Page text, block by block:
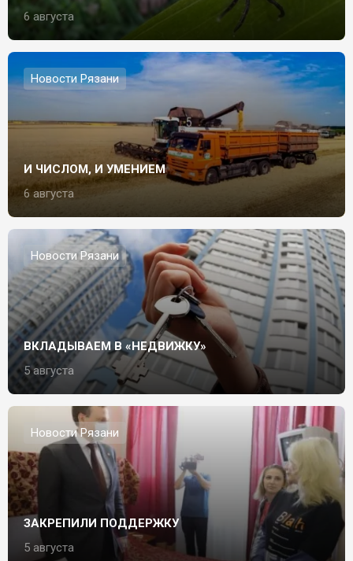
6 августа
Новости Рязани
И ЧИСЛОМ, И УМЕНИЕМ
6 августа
Новости Рязани
ВКЛАДЫВАЕМ В «НЕДВИЖКУ»
5 августа
Новости Рязани
ЗАКРЕПИЛИ ПОДДЕРЖКУ
5 августа